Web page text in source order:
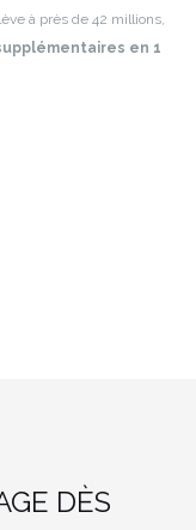
à près de 42 millions,
en 1
DÈS